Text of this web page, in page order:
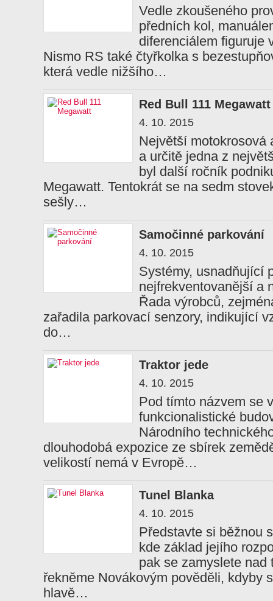
Vedle zkoušeného
předních kol,
diferenciálem figuruje
Nismo RS také čtyřkolka s
která vedle nižšího…
Red Bull 111 Megawatt
4. 10. 2015
Největší motokrosová
a určitě jedna z
byl další ročník
Megawatt. Tentokrát se na sedm
sešly…
Samočinné parkování
4. 10. 2015
Systémy, usnadňující
nejfrekventovanější a
Řada výrobců,
zařadila parkovací senzory, indikující
do…
Traktor jede
4. 10. 2015
Pod tímto názvem se
funkcionalistické
Národního
dlouhodobá expozice ze sbírek
velikostí nemá v Evropě…
Tunel Blanka
4. 10. 2015
Představte si běžnou
kde základ jejího
pak se zamyslete
řekněme Novákovým pověděli, kdyby
hlavě…